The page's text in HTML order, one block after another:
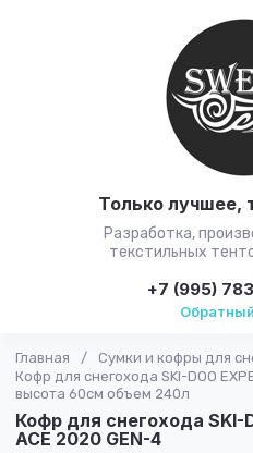
Только лучшее,
Разработка,
текстильных
+7 (995)
Главная / Сумки и кофры для
Кофр для снегохода SKI-DOO
высота 60см объем 240л
Кофр для снегохода SKI-
ACE 2020 GEN-4